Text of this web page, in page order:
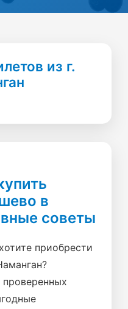
из г.
в
советы
приобрести